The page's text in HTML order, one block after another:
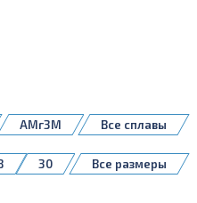
АМг3М
Все сплавы
30
Все размеры